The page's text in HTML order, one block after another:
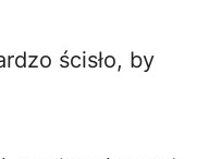
ścisło, by